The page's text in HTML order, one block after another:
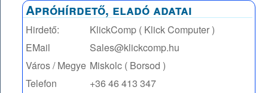
Apróhírdető, eladó adatai
Hirdető:
KlickComp ( Klick Computer )
EMail
Sales@klickcomp.hu
Város / Megye Miskolc ( Borsod )
Telefon
+36 46 413 347